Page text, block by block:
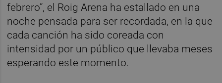
febrero”, el Roig Arena ha estallado en una
noche pensada para ser recordada, en la que
cada canción ha sido coreada con
intensidad por un público que llevaba meses
esperando este momento.